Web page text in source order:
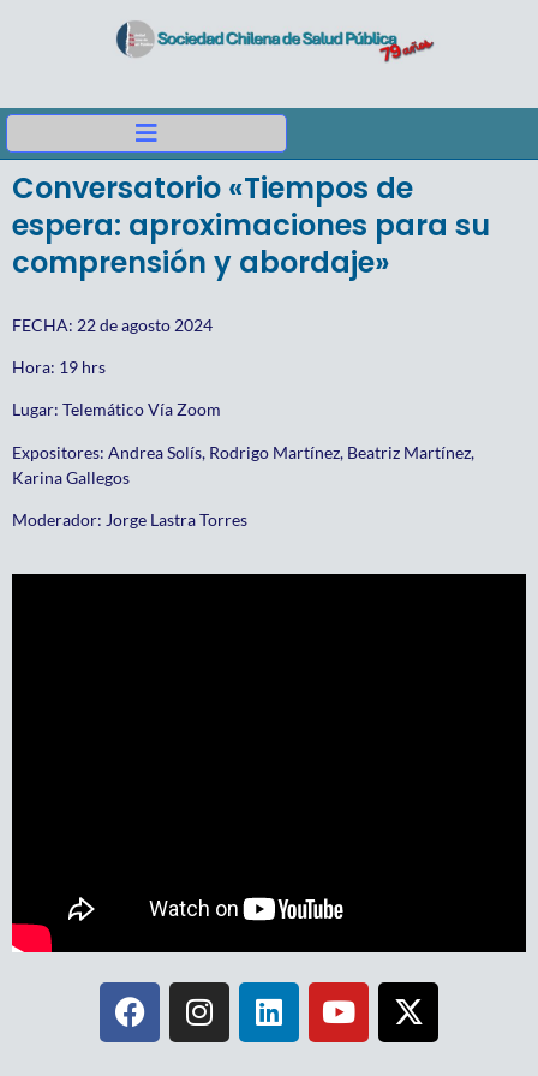
Conversatorio «Tiempos de
espera: aproximaciones para su
comprensión y abordaje»
FECHA: 22 de agosto 2024
Hora: 19 hrs
Lugar: Telemático Vía Zoom
Expositores: Andrea Solís, Rodrigo Martínez, Beatriz Martínez,
Karina Gallegos
Moderador: Jorge Lastra Torres